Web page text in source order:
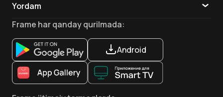
Yordam
Aloqa
Ilovalar
Frame har qanday qurilmada:
Android